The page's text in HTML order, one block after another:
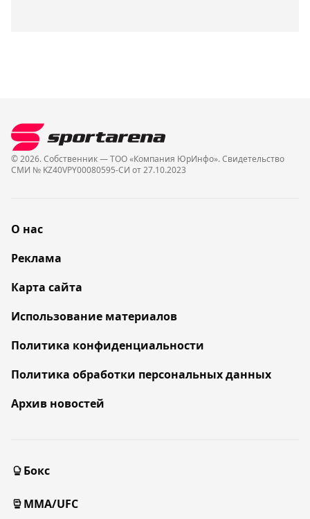
© 2026. Собственник — ТОО «Компания ЮрИнфо». Cвидетельство
СМИ № KZ40VPY00080595-СИ от 27.10.2023
О нас
Реклама
Карта сайта
Использование материалов
Политика конфиденциальности
Политика обработки персональных данных
Архив новостей
Бокс
MMA/UFC